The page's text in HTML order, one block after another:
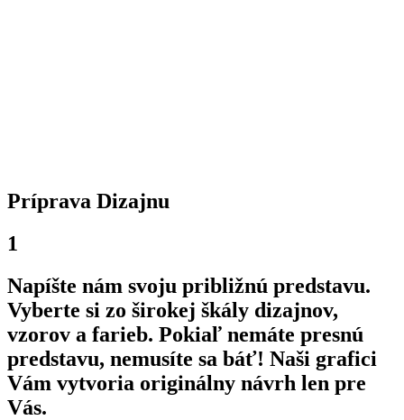
Príprava Dizajnu
1
Napíšte nám svoju približnú predstavu.
Vyberte si zo širokej škály dizajnov,
vzorov a farieb. Pokiaľ nemáte presnú
predstavu, nemusíte sa báť! Naši grafici
Vám vytvoria originálny návrh len pre
Vás.